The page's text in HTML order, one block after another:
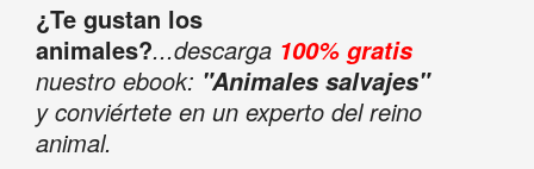
¿Te gustan los
animales?...descarga 100% gratis
nuestro ebook: "Animales salvajes"
y conviértete en un experto del reino
animal.